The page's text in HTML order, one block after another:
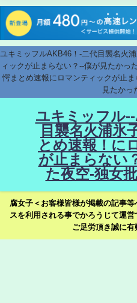
ユキミッフルAKB46！-二代目襲名火
ィックが止まらない？--僕が見たかっ
愕まとめ速報にロマンティックが止
見たかっ
ユキミッフル
目襲名火浦氷
とめ速報！に
が止まらない
た夜空-独女
腐女子＜お客様皆様が掲載の記事
スを利用される事でかろうじて運
ご足労頂き誠に有